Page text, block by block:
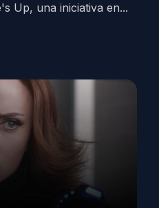
Up, una iniciativa en...